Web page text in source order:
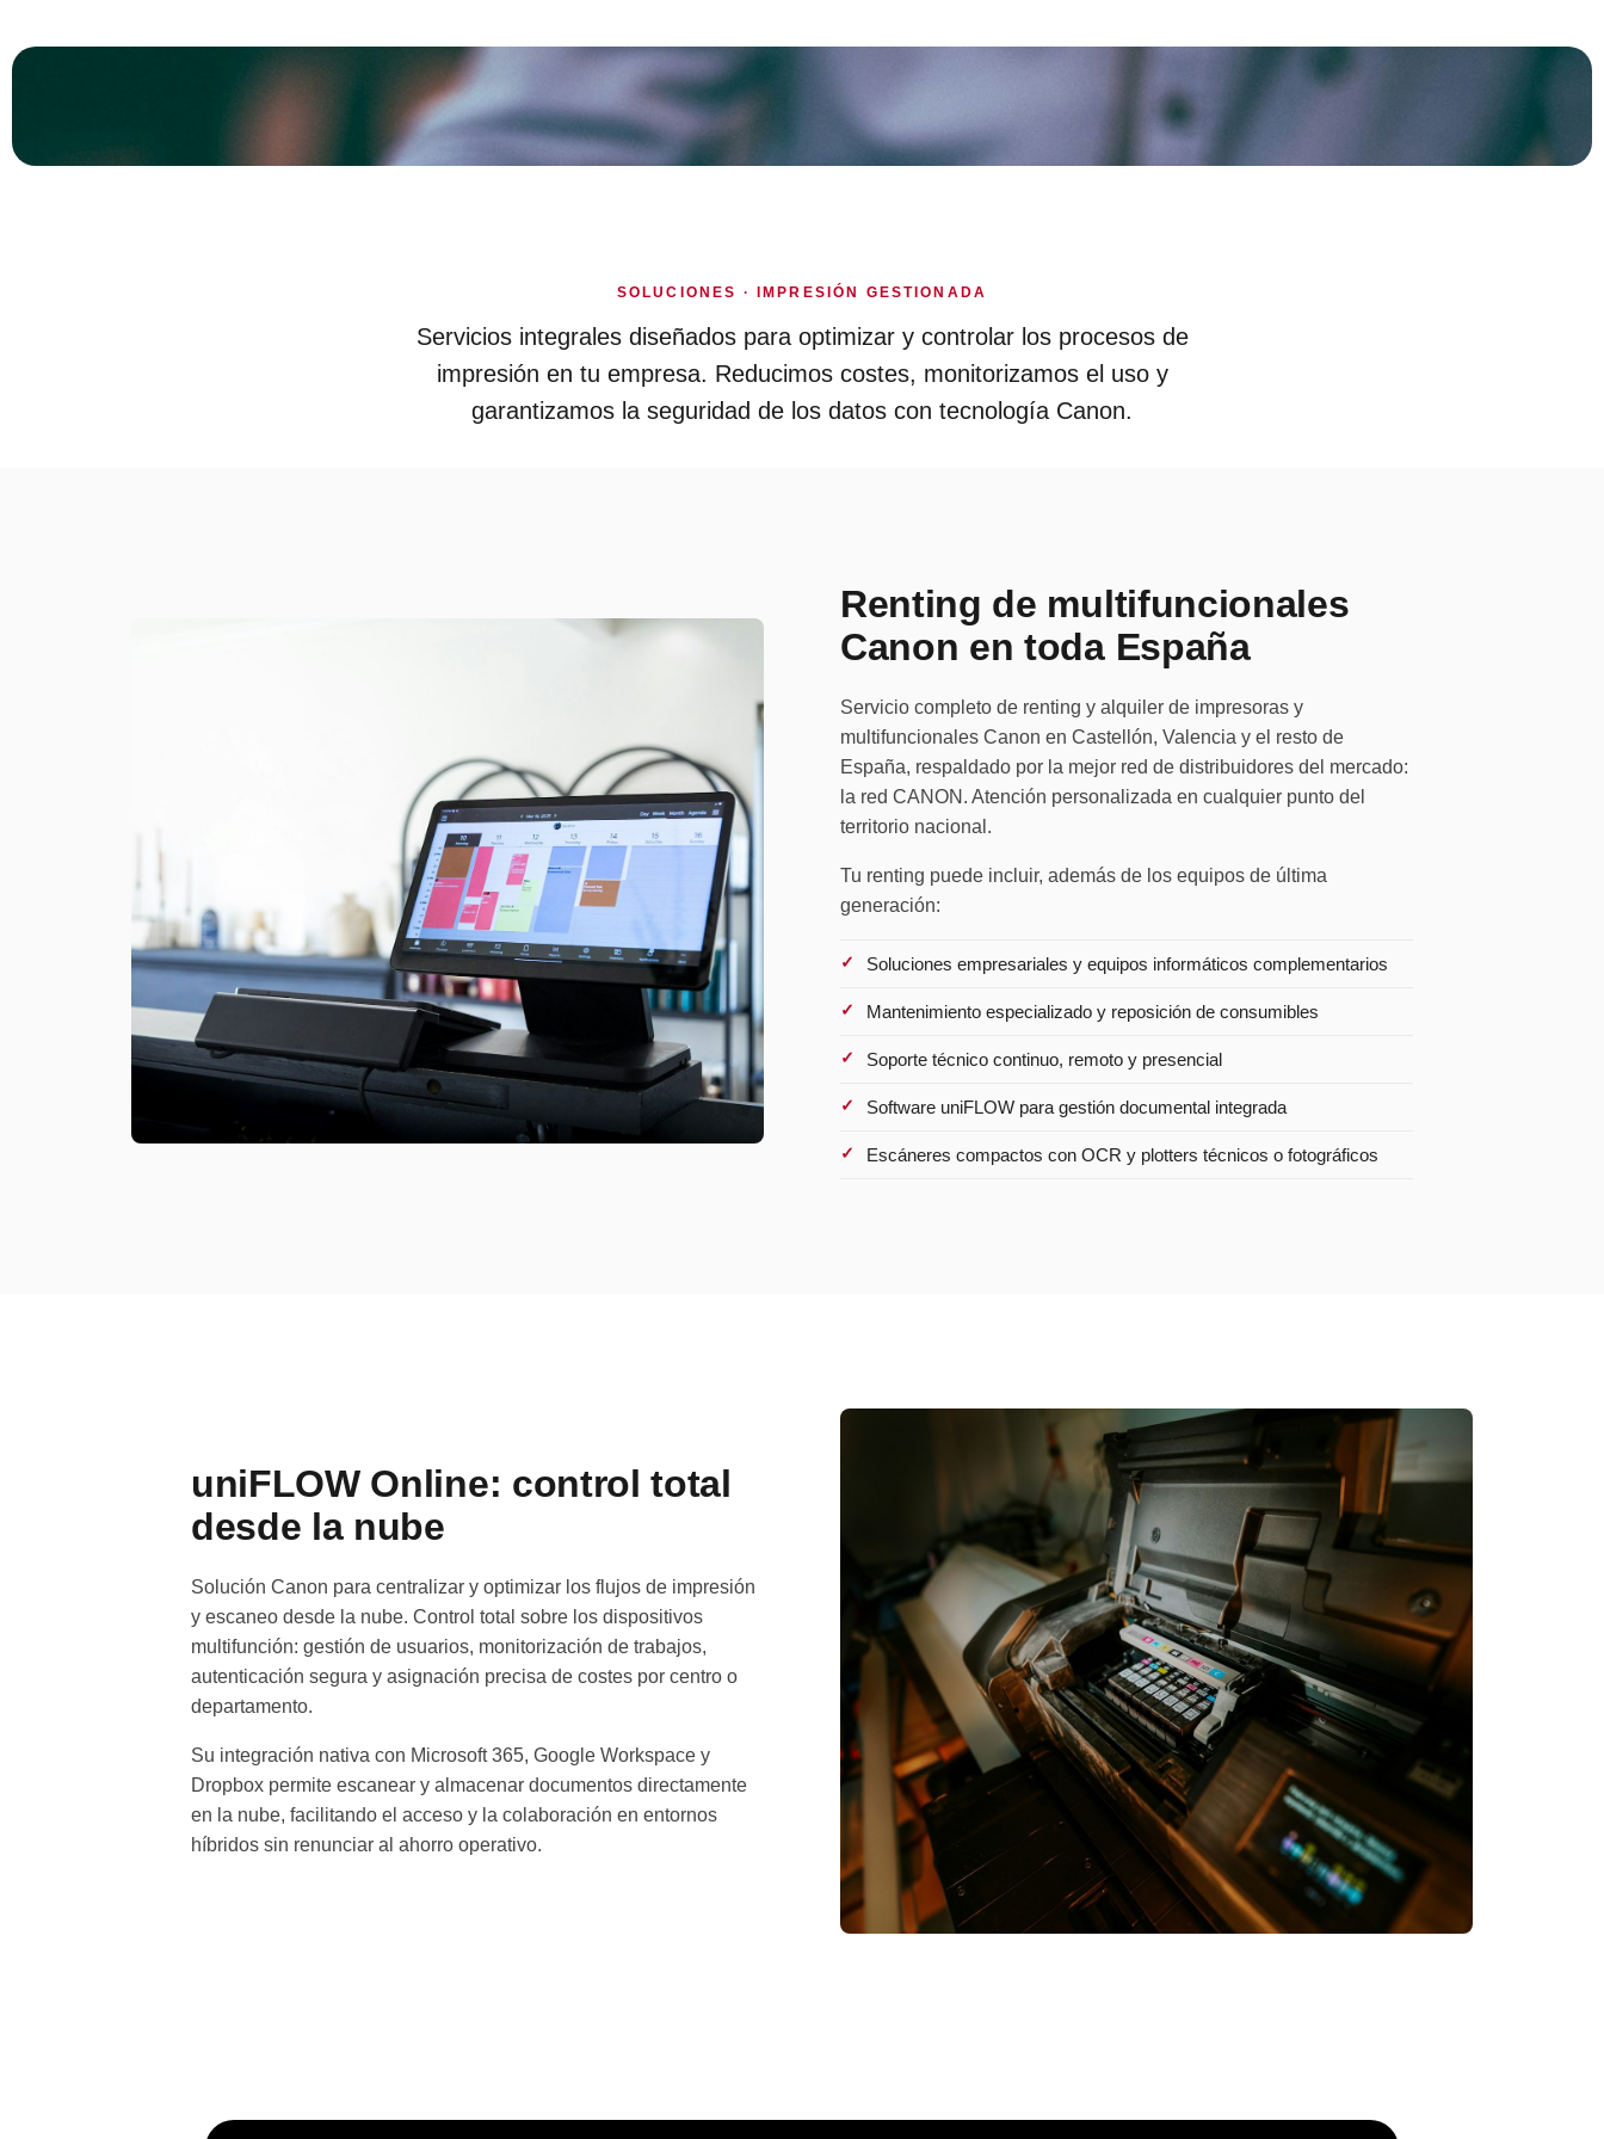
SOLUCIONES · IMPRESIÓN GESTIONADA
Servicios integrales diseñados para optimizar y controlar los procesos de
impresión en tu empresa. Reducimos costes, monitorizamos el uso y
garantizamos la seguridad de los datos con tecnología Canon.
Renting de multifuncionales
Canon en toda España
Servicio completo de renting y alquiler de impresoras y
multifuncionales Canon en Castellón, Valencia y el resto de
España, respaldado por la mejor red de distribuidores del mercado:
la red CANON. Atención personalizada en cualquier punto del
territorio nacional.
Tu renting puede incluir, además de los equipos de última
generación:
Soluciones empresariales y equipos informáticos complementarios
Mantenimiento especializado y reposición de consumibles
Soporte técnico continuo, remoto y presencial
Software uniFLOW para gestión documental integrada
Escáneres compactos con OCR y plotters técnicos o fotográficos
uniFLOW Online: control total
desde la nube
Solución Canon para centralizar y optimizar los flujos de impresión
y escaneo desde la nube. Control total sobre los dispositivos
multifunción: gestión de usuarios, monitorización de trabajos,
autenticación segura y asignación precisa de costes por centro o
departamento.
Su integración nativa con Microsoft 365, Google Workspace y
Dropbox permite escanear y almacenar documentos directamente
en la nube, facilitando el acceso y la colaboración en entornos
híbridos sin renunciar al ahorro operativo.